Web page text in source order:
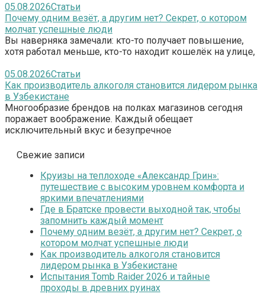
05.08.2026Статьи
Почему одним везёт, а другим нет? Секрет, о котором
молчат успешные люди
Вы наверняка замечали: кто-то получает повышение,
хотя работал меньше, кто-то находит кошелёк на улице,
05.08.2026Статьи
Как производитель алкоголя становится лидером рынка
в Узбекистане
Многообразие брендов на полках магазинов сегодня
поражает воображение. Каждый обещает
исключительный вкус и безупречное
Свежие записи
Круизы на теплоходе «Александр Грин»:
путешествие с высоким уровнем комфорта и
яркими впечатлениями
Где в Братске провести выходной так, чтобы
запомнить каждый момент
Почему одним везёт, а другим нет? Секрет, о
котором молчат успешные люди
Как производитель алкоголя становится
лидером рынка в Узбекистане
Испытания Tomb Raider 2026 и тайные
проходы в древних руинах